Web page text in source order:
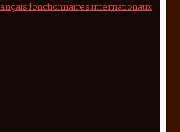
fonctionnaires internationaux